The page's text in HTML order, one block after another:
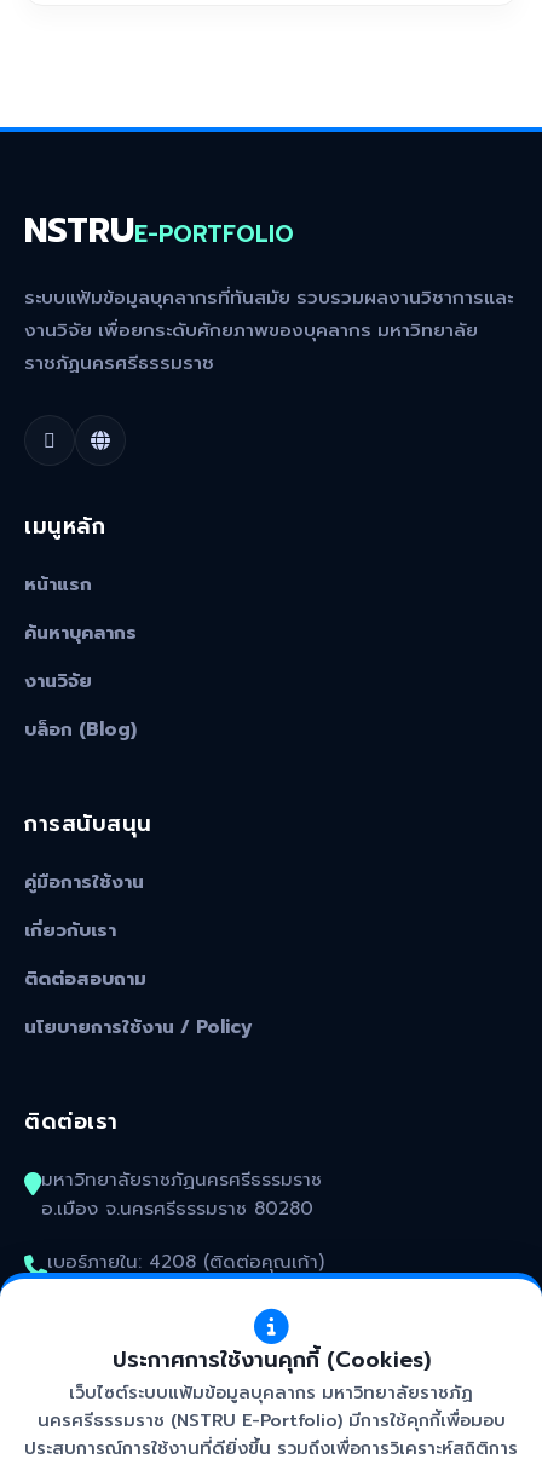
NSTRUE-PORTFOLIO
ระบบแฟ้มข้อมูลบุคลากรที่ทันสมัย รวบรวมผลงานวิชาการและ
งานวิจัย เพื่อยกระดับศักยภาพของบุคลากร มหาวิทยาลัย
ราชภัฏนครศรีธรรมราช
เมนูหลัก
หน้าแรก
ค้นหาบุคลากร
งานวิจัย
บล็อก (Blog)
การสนับสนุน
คู่มือการใช้งาน
เกี่ยวกับเรา
ติดต่อสอบถาม
นโยบายการใช้งาน / Policy
ติดต่อเรา
มหาวิทยาลัยราชภัฏนครศรีธรรมราช
อ.เมือง จ.นครศรีธรรมราช 80280
เบอร์ภายใน: 4208 (ติดต่อคุณเก้า)
kunakorn_won@nstru.ac.th
ประกาศการใช้งานคุกกี้ (Cookies)
เว็บไซต์ระบบแฟ้มข้อมูลบุคลากร มหาวิทยาลัยราชภัฏ
นครศรีธรรมราช (NSTRU E-Portfolio) มีการใช้คุกกี้เพื่อมอบ
ประสบการณ์การใช้งานที่ดียิ่งขึ้น รวมถึงเพื่อการวิเคราะห์สถิติการ